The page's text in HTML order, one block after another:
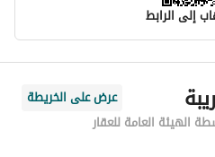
إلى الرابط
براهيم بن محمد السويل
عرض على الخريطة
الهيئة العامة للعقار